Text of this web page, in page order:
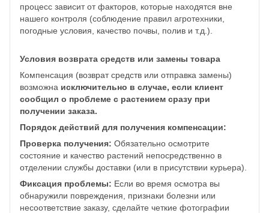
процесс зависит от факторов, которые находятся вне
нашего контроля (соблюдение правил агротехники,
погодные условия, качество почвы, полив и т.д.).
Условия возврата средств или замены товара
Компенсация (возврат средств или отправка замены)
возможна исключительно в случае, если клиент
сообщил о проблеме с растением сразу при
получении заказа.
Порядок действий для получения компенсации:
Проверка получения: Обязательно осмотрите
состояние и качество растений непосредственно в
отделении службы доставки (или в присутствии курьера).
Фиксация проблемы: Если во время осмотра вы
обнаружили повреждения, признаки болезни или
несоответствие заказу, сделайте четкие фотографии